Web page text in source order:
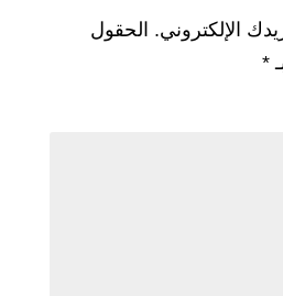
الإلكتروني. الحقول
*